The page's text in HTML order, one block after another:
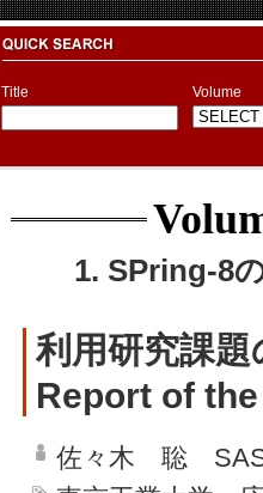
Title Volume
1. SPring-8
利用研究課
Report of
佐々木 聡